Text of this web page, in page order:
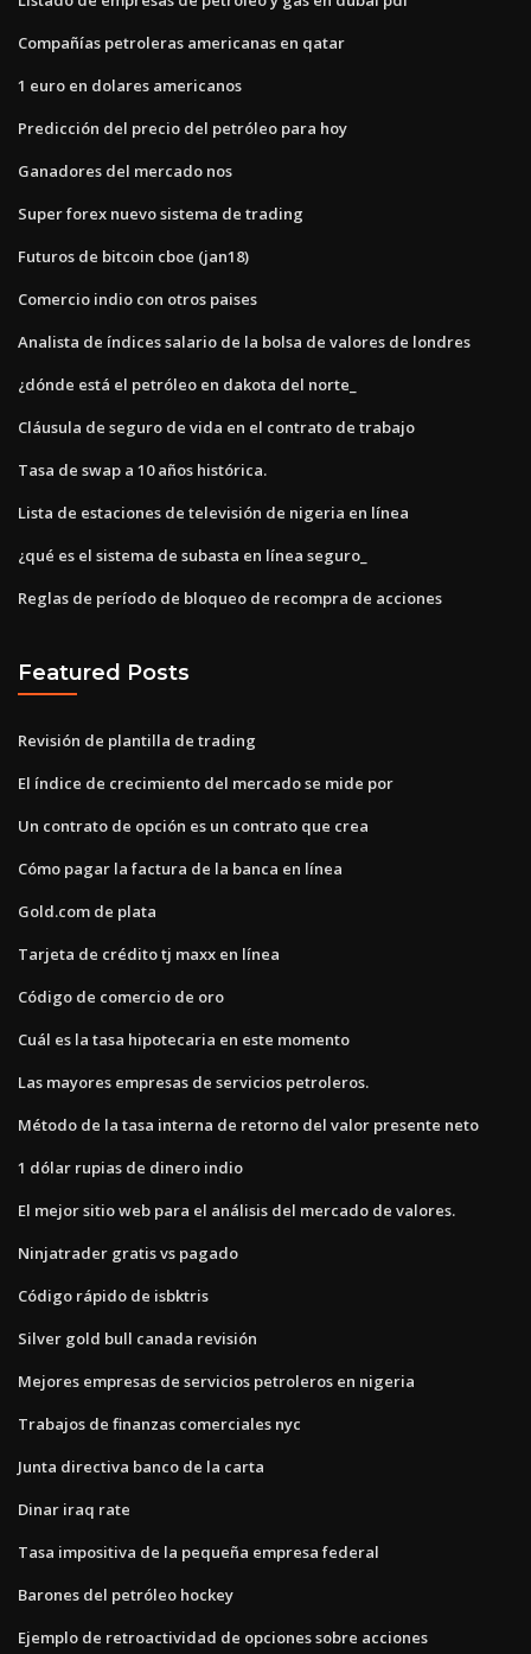
Compañías petroleras americanas en qatar
1 euro en dolares americanos
Predicción del precio del petróleo para hoy
Ganadores del mercado nos
Super forex nuevo sistema de trading
Futuros de bitcoin cboe (jan18)
Comercio indio con otros paises
Analista de índices salario de la bolsa de valores de londres
¿dónde está el petróleo en dakota del norte_
Cláusula de seguro de vida en el contrato de trabajo
Tasa de swap a 10 años histórica.
Lista de estaciones de televisión de nigeria en línea
¿qué es el sistema de subasta en línea seguro_
Reglas de período de bloqueo de recompra de acciones
Featured Posts
Revisión de plantilla de trading
El índice de crecimiento del mercado se mide por
Un contrato de opción es un contrato que crea
Cómo pagar la factura de la banca en línea
Gold.com de plata
Tarjeta de crédito tj maxx en línea
Código de comercio de oro
Cuál es la tasa hipotecaria en este momento
Las mayores empresas de servicios petroleros.
Método de la tasa interna de retorno del valor presente neto
1 dólar rupias de dinero indio
El mejor sitio web para el análisis del mercado de valores.
Ninjatrader gratis vs pagado
Código rápido de isbktris
Silver gold bull canada revisión
Mejores empresas de servicios petroleros en nigeria
Trabajos de finanzas comerciales nyc
Junta directiva banco de la carta
Dinar iraq rate
Tasa impositiva de la pequeña empresa federal
Barones del petróleo hockey
Ejemplo de retroactividad de opciones sobre acciones